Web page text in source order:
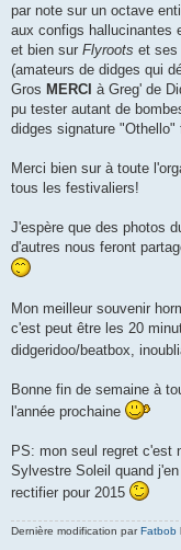
par note sur un octave
aux configs hallucinantes
et bien sur Flyroots et ses
(amateurs de didges qui
Gros MERCI à Greg' de
pu tester autant de
didges signature "Othello"
Merci bien sur à toute
tous les festivaliers!
J'espère que des photos
d'autres nous feront
Mon meilleur souvenir
c'est peut être les 20
didgeridoo/beatbox,
Bonne fin de semaine à
l'année prochaine
PS: mon seul regret c'est
Sylvestre Soleil quand
rectifier pour 2015
Dernière modification parFatbob